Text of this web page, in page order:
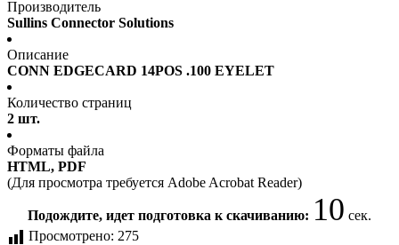
Производитель
Sullins Connector Solutions
Описание
CONN EDGECARD 14POS .100 EYELET
Количество страниц
2 шт.
Форматы файла
HTML, PDF
(Для просмотра требуется Adobe Acrobat Reader)
Подождите, идет подготовка к скачиванию: 10 сек.
Просмотрено: 275